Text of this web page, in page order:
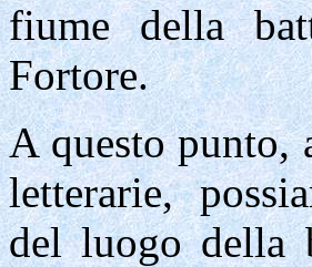
fiume della
Fortore.
A questo
letterarie,
del luogo della